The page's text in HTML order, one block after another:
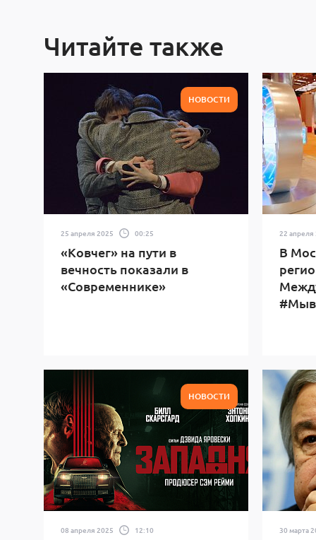
Читайте также
НОВОСТИ
25 апреля 2025 00:25
«Ковчег» на пути в
вечность показали в
«Современнике»
22 апреля
В
НОВОСТИ
08 апреля 2025 12:10 30 марта